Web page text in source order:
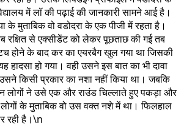
में लॉ की पढ़ाई की जानकारी सामने आई है।
के मुताबिक वो वडोदरा के एक पीजी में रहता है।
से एक्सीडेंट को लेकर पूछताछ की गई तब
होने के बाद कर का एयरबैग खुल गया था जिसकी
हादसा हो गया। वही उसने इस बात का भी दावा
किसी प्रकार का नशा नहीं किया था। जबकि
लोगों ने उसे एक और राउंड चिल्लाते हुए पकड़ा और
के मुताबिक वो उस वक्त नशे में था। फिलहाल
रही है।\n